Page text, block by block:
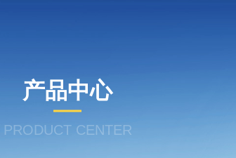
产品中心
PRODUCT CENTER